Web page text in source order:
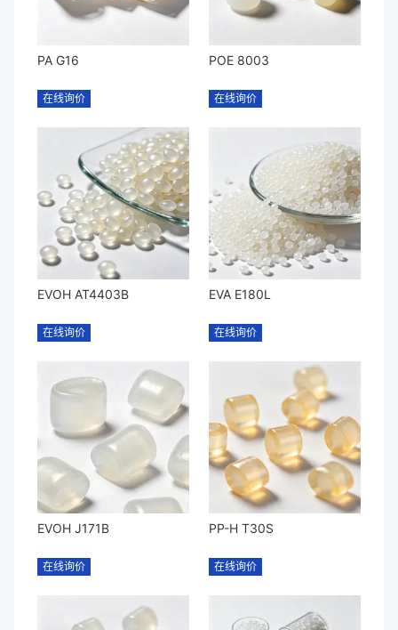
PA G16
在线询价
POE 8003
在线询价
EVOH AT4403B
在线询价
EVA E180L
在线询价
EVOH J171B
在线询价
PP-H T30S
在线询价